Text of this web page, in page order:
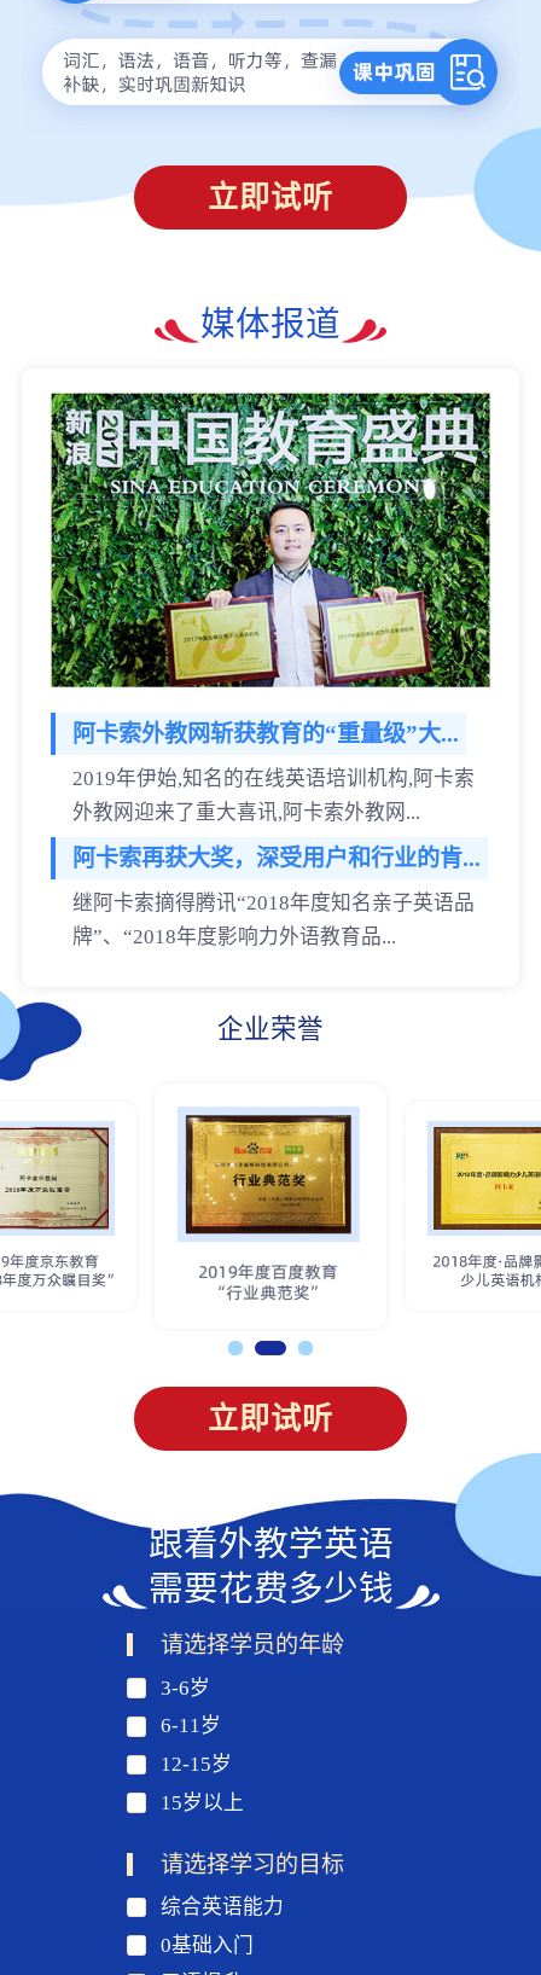
立即试听
媒体报道
阿卡索外教网斩获教育的“重量级”大...
2019年伊始,知名的在线英语培训机构,阿卡索
外教网迎来了重大喜讯,阿卡索外教网...
阿卡索再获大奖，深受用户和行业的肯...
继阿卡索摘得腾讯“2018年度知名亲子英语品
牌”、“2018年度影响力外语教育品...
企业荣誉
立即试听
跟着外教学英语
需要花费多少钱
请选择学员的年龄
3-6岁
6-11岁
12-15岁
15岁以上
请选择学习的目标
综合英语能力
0基础入门